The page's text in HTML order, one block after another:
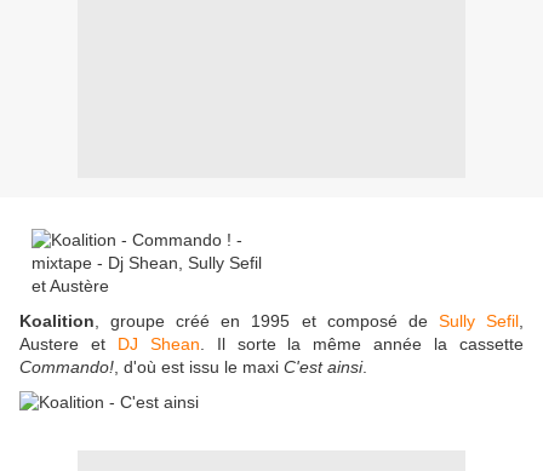
Koalition , groupe créé en 1995 et composé de Sully Sefil
Austere et DJ Shean . Il sorte la même année la cassette
Commando! , d'où est issu le maxi C'est ainsi.